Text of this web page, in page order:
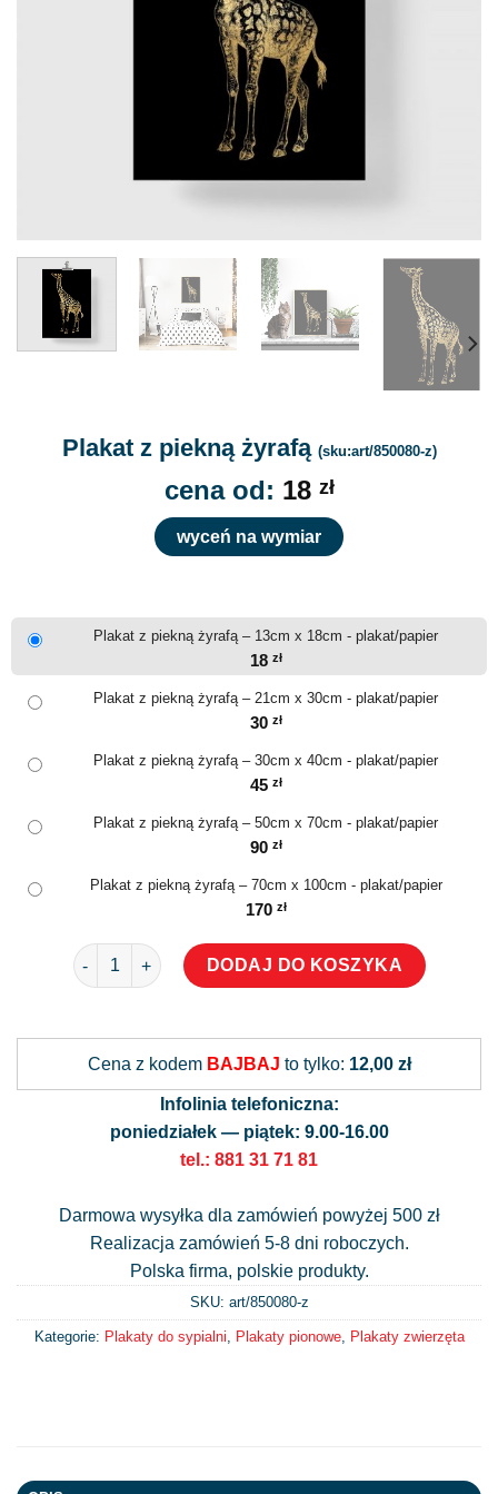
Plakat z piekną żyrafą (sku:art/850080-z)
cena od: 18 zł
wyceń na wymiar
Plakat z piekną żyrafą – 13cm x 18cm - plakat/papier
18 zł
Plakat z piekną żyrafą – 21cm x 30cm - plakat/papier
30 zł
Plakat z piekną żyrafą – 30cm x 40cm - plakat/papier
45 zł
Plakat z piekną żyrafą – 50cm x 70cm - plakat/papier
90 zł
Plakat z piekną żyrafą – 70cm x 100cm - plakat/papier
170 zł
ilość Plakat z piekną żyrafą
DODAJ DO KOSZYKA
Cena z kodem BAJBAJ to tylko: 12,00 zł
Infolinia telefoniczna:
poniedziałek — piątek: 9.00-16.00
tel.: 881 31 71 81
Darmowa wysyłka dla zamówień powyżej 500 zł
Realizacja zamówień 5-8 dni roboczych.
Polska firma, polskie produkty.
SKU: art/850080-z
Kategorie: Plakaty do sypialni Plakaty pionowe, Plakaty zwierzęta